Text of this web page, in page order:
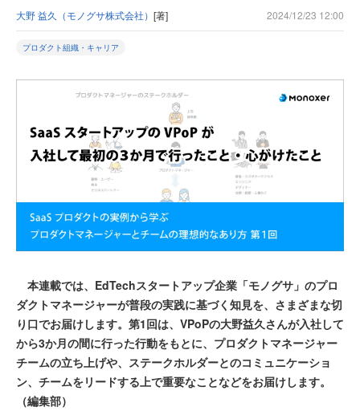
大野 益久（モノグサ株式会社） [著] 2024/12/23 12:00
プロダクト組織・キャリア
本連載では、EdTechスタートアップ企業「モノグサ」のプロ
ダクトマネージャーが普段の実践に基づく知見を、さまざまな切
り口でお届けします。第1回は、VPoPの大野益久さんが入社して
から3か月の間に行った行動をもとに、プロダクトマネージャー
チームの立ち上げや、ステークホルダーとのコミュニケーショ
ン、チームをリードする上で重要なことなどをお届けします。
（編集部）